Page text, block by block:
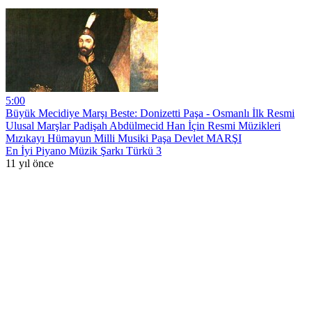
5:00
Büyük Mecidiye Marşı Beste: Donizetti Paşa - Osmanlı İlk Resmi
Ulusal Marşlar Padişah Abdülmecid Han İçin Resmi Müzikleri
Mızıkayı Hümayun Milli Musiki Paşa Devlet MARŞI
En İyi Piyano Müzik Şarkı Türkü 3
11 yıl önce